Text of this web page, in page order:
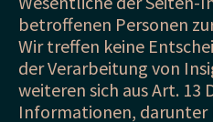
betroffenen Personen
Wir treffen keine
der Verarbeitung von
weiteren sich aus Art. 13
Informationen, darunter